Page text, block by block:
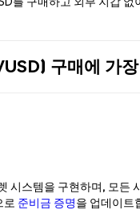
구매에 가
시스템을 구현하며, 모든
로 준비금 증명을 업데이트